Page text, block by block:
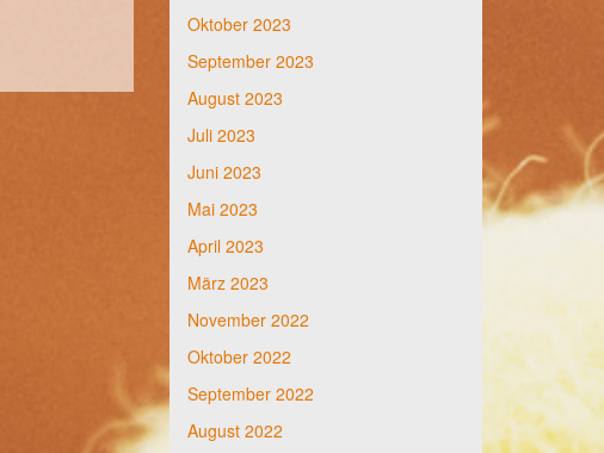
Oktober 2023
September 2023
August 2023
Juli 2023
Juni 2023
Mai 2023
April 2023
März 2023
November 2022
Oktober 2022
September 2022
August 2022